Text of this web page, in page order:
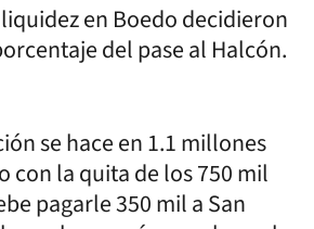
en Boedo decidieron
del pase al Halcón.
se hace en 1.1 millones
con la quita de los 750 mil
pagarle 350 mil a San